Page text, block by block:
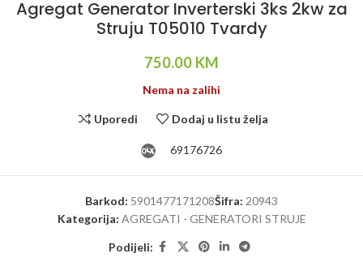
Agregat Generator Inverterski 3ks 2kw za
Struju T05010 Tvardy
750.00 KM
Nema na zalihi
Uporedi Dodaj u listu želja
69176726
Barkod: 5901477171208Šifra: 20943
Kategorija: AGREGATI - GENERATORI STRUJE
Podijeli: